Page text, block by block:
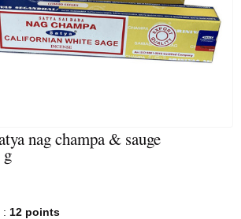
nag champa & sauge
: 12 points